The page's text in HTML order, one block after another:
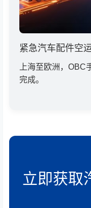
紧急汽车配件空
上海至欧洲，
完成。
立即获取